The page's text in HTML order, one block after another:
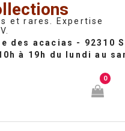
et rares. Expertise
0